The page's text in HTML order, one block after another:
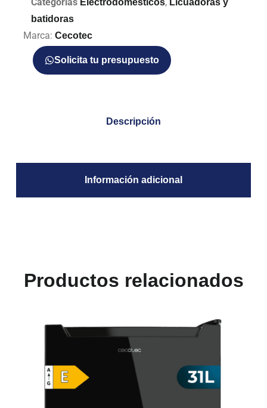
Categorías Electrodomesticos, Licuadoras y
batidoras
Marca: Cecotec
Solicita tu presupuesto
Descripción
Información adicional
Productos relacionados